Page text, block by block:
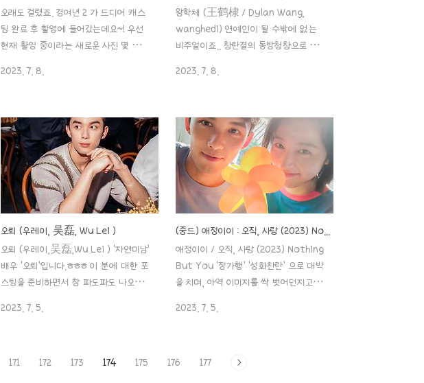
시작 후 3~5일 사이에 검사를 하며(생리
중) , 당일 공복 상태에서 채혈을 해야 돼
서 아침 식사 전에 검사를 하면 됩니다.
‘몽회’에서 상대 남주가 들지 못해서 관리
좀 해라!라고 잔소리 좀 들었던 ‘이란적’
이 두 사람이 만났..
오래도 걸렸죠. 경여년 2 가 드디어 캐스
팅 완료 후 촬영에 들어갔는데요~! 우선
현재 촬영 중이라는 새로운 사진 몇 장부
의 모습이네요. ㅎㅎ 다행입니다. 장약윤이
7월호. 장약윤 & 당예흔 부부의 GQ 7월
호 표지 화보 촬영 아니.. 이 부부.. 가 아
니라 누가 봐도 처녀총각 연인커플 같잖아
요~~ 결혼하고 아이까지 있는 부부라고
누가 믿겠어요. 둘 다 가면 갈수록 더 어
aaa888000.com 제 2의 유역비 ‘왕
초연’ (王楚然, Churan Wang) 왕초
연 (王楚然, Churan Wang) 요즘 떠
오르는 핫한 그녀죠. ‘옥골요’ ‘청설니희환
아’ ‘아적인간연화’로 최근 방영작애..
2023. 7. 8.
왕학체 (王鹤棣 / Dylan Wang,
wanghedi) 연예인이 될 수밖에 없는
비주얼이죠.. 창란결의 동방청창으로 아
시작하겠습니다~! 우선..!!1. 소개 이름: 왕
일 / 쓰촨 성 러산시 직업: 배우 국적: 중
국 신체: 184cm, 65kg, B형 학력: 서남
항공전문대학 데뷔: 2017년 별명: 디디
(棣棣) 웨이보
https://m.weibo.cn/u/2731728324?
jumpfrom=weibocom微博
m.weibo.cn 인스타그램
https://instagram.com/dylan_wang_1220?
utm_source=ig_profile_share&igshid=agt7..
2023. 7. 8.
오뢰 (우레이, 吴磊, Wu Lei )
오뢰 (우레이,吴磊,Wu Lei ) ‘자연미남’
배우 ‘오뢰’입니다.ㅎㅎㅎ 이 분에 대한 포
스팅을 준비하면서 참 파도파도 나오는
피 알려드릴 말들이 많기에!! ㅎㅎ 시작하
/ 상하이시 국적: 중국 신체: 183cm / B
2023. 7. 5.
애정이이 / 오직, 사랑 (2023) Nothing
But You ‘장가행’ ‘성화찬란’ 으로 대박
을 치며, 아역 이미지를 싹 벗어던지고, 남
온 ‘오뢰’와 ‘한무기’ ‘종결혼개시연애‘ 에
드라마에서 만났습니다! 아이코! 로맨스
2023. 7. 5.
171 172 173 174 175 176 177